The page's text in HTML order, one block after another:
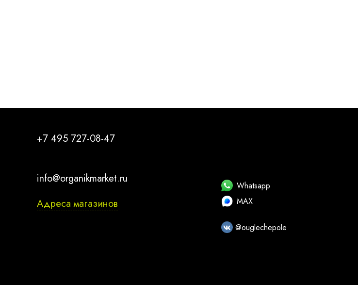
+7 495 727-08-47
info@organikmarket.ru
Адреса магазинов
Whatsapp
MAX
@ouglechepole